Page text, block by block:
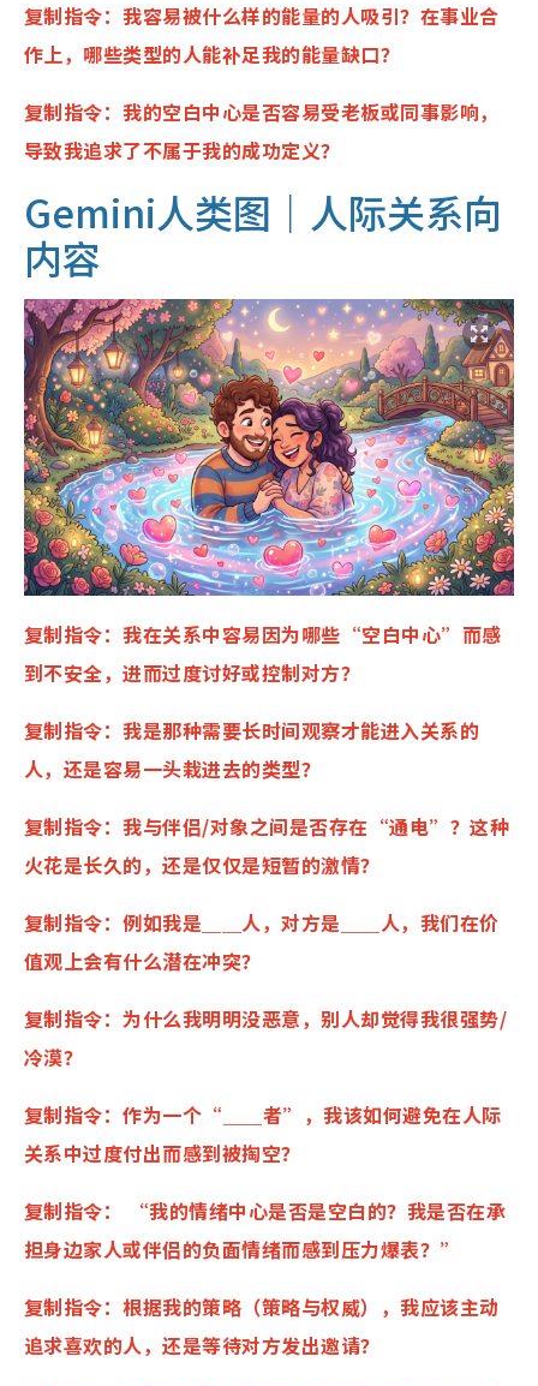
复制指令：我容易被什么样的能量的人吸引？在事业合
作上，哪些类型的人能补足我的能量缺口？
复制指令：我的空白中心是否容易受老板或同事影响，
导致我追求了不属于我的成功定义？
Gemini人类图｜人际关系向
内容
复制指令：我在关系中容易因为哪些“空白中心”而感
到不安全，进而过度讨好或控制对方？
复制指令：我是那种需要长时间观察才能进入关系的
人，还是容易一头栽进去的类型？
复制指令：我与伴侣/对象之间是否存在“通电”？这种
火花是长久的，还是仅仅是短暂的激情？
复制指令：例如我是＿＿人，对方是＿＿人，我们在价
值观上会有什么潜在冲突？
复制指令：为什么我明明没恶意，别人却觉得我很强势/
冷漠？
复制指令：作为一个“＿＿者”，我该如何避免在人际
关系中过度付出而感到被掏空？
复制指令： “我的情绪中心是否是空白的？我是否在承
担身边家人或伴侣的负面情绪而感到压力爆表？”
复制指令：根据我的策略（策略与权威），我应该主动
追求喜欢的人，还是等待对方发出邀请？